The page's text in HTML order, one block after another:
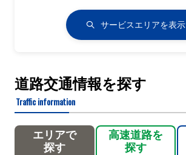
サービスエリアを表示
道路交通情報を探す
Traffic information
エリアで
探す
高速道路を
探す